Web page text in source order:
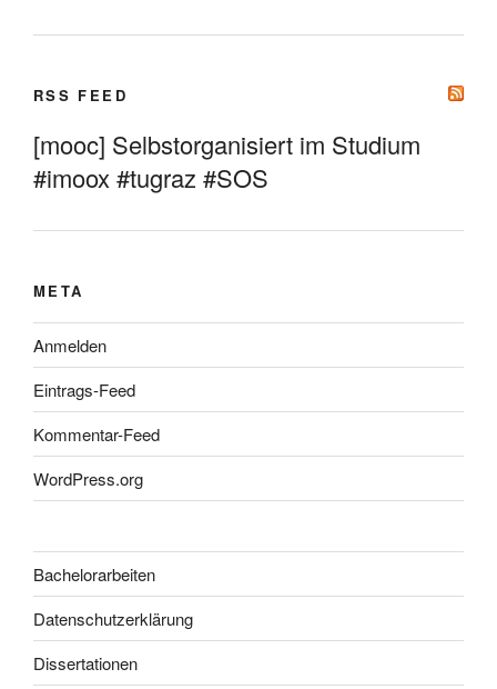
RSS FEED
[mooc] Selbstorganisiert im Studium
#imoox #tugraz #SOS
META
Anmelden
Eintrags-Feed
Kommentar-Feed
WordPress.org
Bachelorarbeiten
Datenschutzerklärung
Dissertationen